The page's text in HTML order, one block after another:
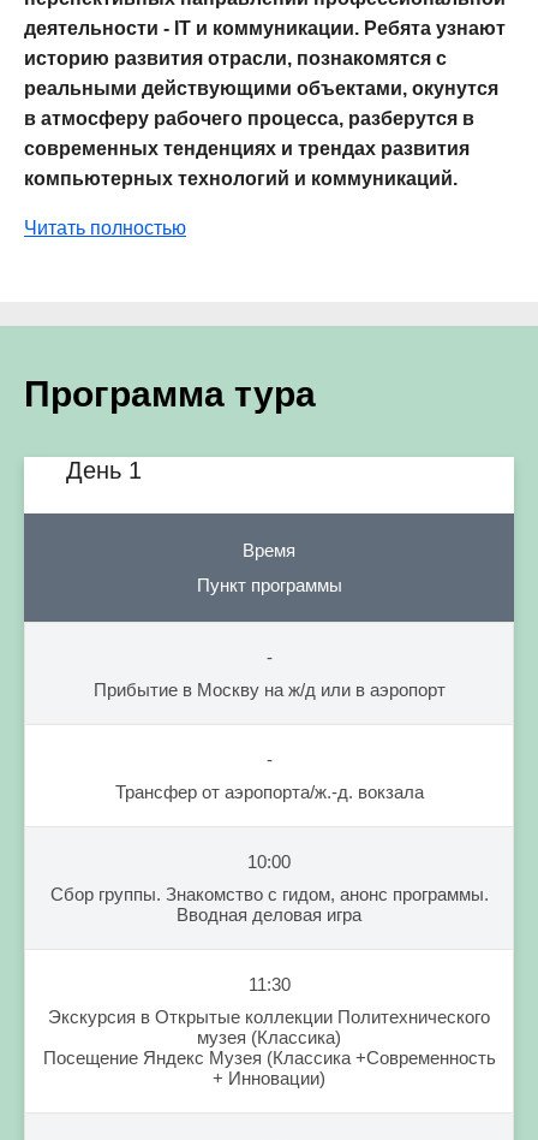
деятельности - IT и коммуникации. Ребята узнают
историю развития отрасли, познакомятся с
реальными действующими объектами, окунутся
в атмосферу рабочего процесса, разберутся в
современных тенденциях и трендах развития
компьютерных технологий и коммуникаций.
Читать полностью
Программа тура
День 1
Время
Пункт программы
-
Прибытие в Москву на ж/д или в аэропорт
-
Трансфер от аэропорта/ж.-д. вокзала
10:00
Сбор группы. Знакомство с гидом, анонс программы.
Вводная деловая игра
11:30
Экскурсия в Открытые коллекции Политехнического
музея (Классика)
Посещение Яндекс Музея (Классика +Современность
+ Инновации)